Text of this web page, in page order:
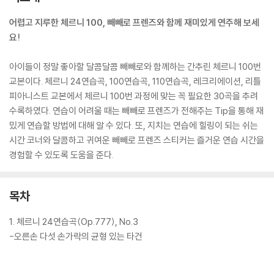
어렵고 지루한 체르니 100, 빼빼로 프렌즈와 함께 재미있게 연주해 보세
요!
아이들이 정말 좋아할 달콤달콤 빼빼로와 함께하는 간추린 체르니 100번
교본이다. 체르니 24연습곡, 100연습곡, 110연습곡, 레크리에이션, 리틀
피아니스트 교본에서 체르니 100번 과정에 맞는 꼭 필요한 30곡을 추려
수록하였다. 연습이 어려울 때는 빼빼로 프렌즈가 전해주는 Tip을 통해 재
밌게 연습할 방법에 대해 알 수 있다. 또, 지치는 연습에 힐링이 되는 쉬는
시간 코너와 달콤하고 귀여운 빼빼로 프렌즈 스티커는 즐거운 연습 시간을
경험할 수 있도록 도움을 준다.
목차
1. 체르니 24연습곡(Op.777), No.3
-오른손 다섯 손가락의 균형 있는 타건